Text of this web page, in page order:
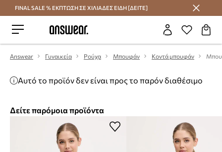
Εξοικονομήστε με το Answear Club
FINAL SALE % ΕΚΠΤΩΣΗ ΣΕ ΧΙΛΙΑΔΕΣ ΕΙΔΗ [ΔΕΙΤΕ]
Answear Γυναικεία Ρούχα Μπουφάν Κοντά μπουφάν
Αυτό το προϊόν δεν είναι προς το παρόν διαθέσιμο
Δείτε παρόμοια προϊόντα